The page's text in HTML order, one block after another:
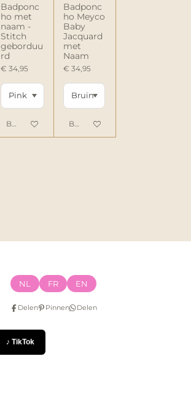
Badponc
ho met
naam -
Stitch
geborduu
rd
€ 34,95
Bekijk details
Badponc
ho Meyco
Baby
Jacquard
met
Naam
€ 34,95
Bekijk details
NL FR EN
Delen Pinnen Delen
♪ TikTok